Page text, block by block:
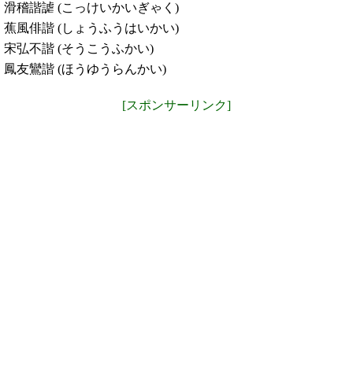
滑稽諧謔 (こっけいかいぎゃく)
蕉風俳諧 (しょうふうはいかい)
宋弘不諧 (そうこうふかい)
鳳友鸞諧 (ほうゆうらんかい)
[スポンサーリンク]